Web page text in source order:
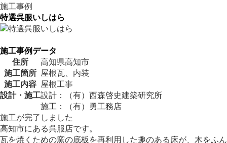
施工事例
特選呉服いしはら
施工事例データ
住所
高知県高知市
施工箇所 屋根瓦、内装
施工内容 屋根工事
設計・施工設計：（有）西森啓史建築研究所
施工：（有）勇工務店
施工が完了しました
高知市にある呉服店です。
瓦を焼くための窯の底板を再利用した趣のある床が、木をふん